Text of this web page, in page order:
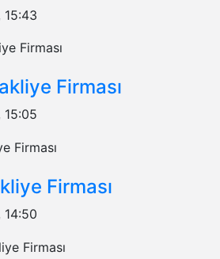
15:43
Firması
15:05
Firması
14:50